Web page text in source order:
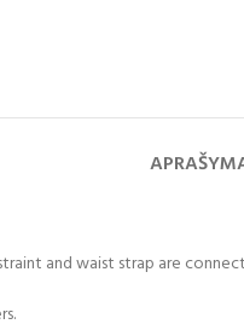
and waist strap are